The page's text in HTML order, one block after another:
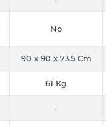
No
90 x 90 x 73,5 Cm
61 Kg
-